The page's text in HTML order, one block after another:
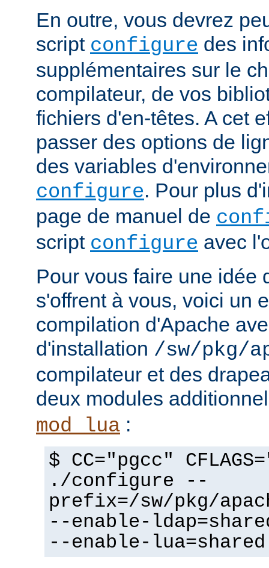
En outre, vous devrez
script configure des
supplémentaires sur le
compilateur, de vos
fichiers d'en-têtes. A cet
passer des options de
des variables
configure. Pour plus
page de manuel de
script configure avec
Pour vous faire une idée
s'offrent à vous, voici un
compilation d'Apache
d'installation /sw/pkg/
compilateur et des
deux modules
mod_lua :
$ CC="pgcc"
./configure --
prefix=/sw/pkg/
--enable-
--enable-lua=shared